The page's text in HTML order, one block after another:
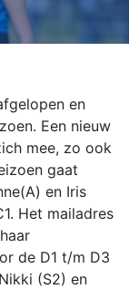
en
Een nieuw
mee, zo ook
gaat
en Iris
Het mailadres
de D1 t/m D3
(S2) en